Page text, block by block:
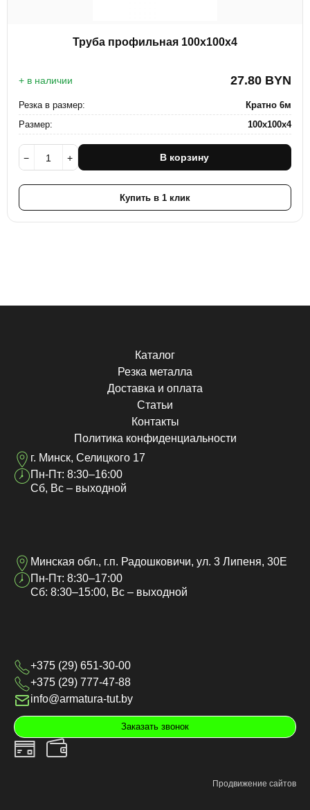
Труба профильная 100х100х4
+ в наличии 27.80 BYN
Резка в размер:
Кратно 6м
Размер:
100х100х4
− + В корзину
Купить в 1 клик
Каталог
Резка металла
Доставка и оплата
Статьи
Контакты
Политика конфиденциальности
г. Минск, Селицкого 17
Пн-Пт: 8:30–16:00
Сб, Вс – выходной
Минская обл., г.п. Радошковичи, ул. 3 Липеня, 30Е
Пн-Пт: 8:30–17:00
Сб: 8:30–15:00, Вс – выходной
+375 (29) 651-30-00
+375 (29) 777-47-88
info@armatura-tut.by
Заказать звонок
Продвижение сайтов